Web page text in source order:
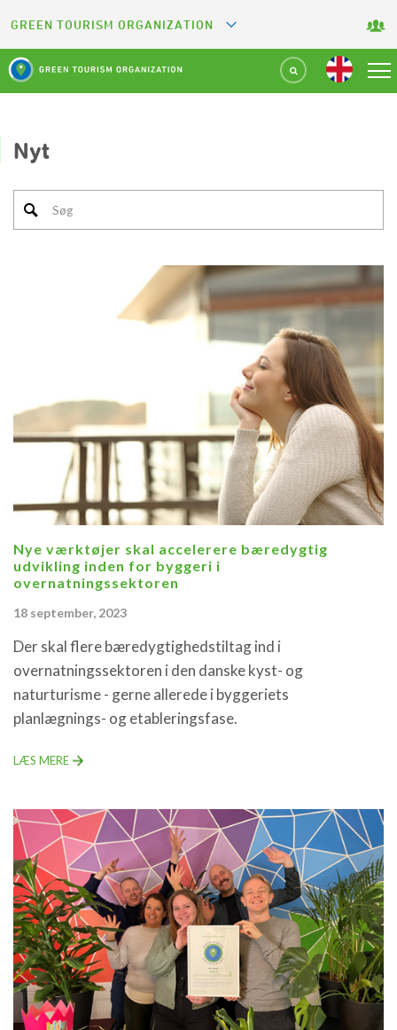
GREEN TOURISM ORGANIZATION
GREEN KEY
GREEN RESTAURANT
GREEN SPORT FACILITY
Nyt
Nye værktøjer skal accelerere bæredygtig
udvikling inden for byggeri i
overnatningssektoren
18 september, 2023
Der skal flere bæredygtighedstiltag ind i
overnatningssektoren i den danske kyst- og
naturturisme - gerne allerede i byggeriets
planlægnings- og etableringsfase.
LÆS MERE